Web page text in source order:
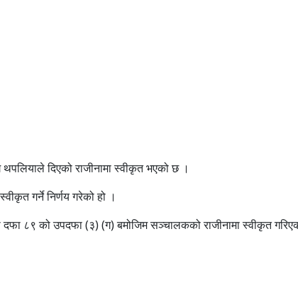
दिएको राजीनामा स्वीकृत भएको छ ।
गर्ने निर्णय गरेको हो ।
८९ को उपदफा (३) (ग) बमोजिम सञ्चालकको राजीनामा स्वीकृत